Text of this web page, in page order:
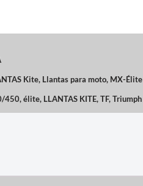
Kite, Llantas para moto, MX-Élite
450,élite, LLANTAS KITE,TF,Triumph